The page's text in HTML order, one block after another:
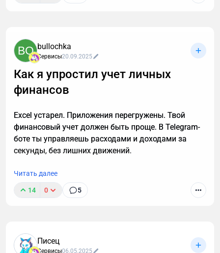
В прошлой статье обсудили идею "мессенджер как
нативными приложениями и Telegram Mini Apps.
Речь пойдет о глобальных отличиях, которые
сильнее всего влияют на принятие решения
бизнеса о выборе того или иного сервиса/
платформы.
BO bullochka
Сервисы20.09.2025
Как я упростил учет личных
финансов
Excel устарел. Приложения перегружены. Твой
финансовый учет должен быть проще. В Telegram-
боте ты управляешь расходами и доходами за
секунды, без лишних движений.
Читать далее
14 0 5
Писец
Сервисы06.05.2025